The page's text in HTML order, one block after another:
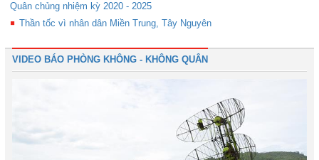
Quân chủng nhiệm kỳ 2020 - 2025
Thần tốc vì nhân dân Miền Trung, Tây Nguyên
VIDEO BÁO PHÒNG KHÔNG - KHÔNG QUÂN